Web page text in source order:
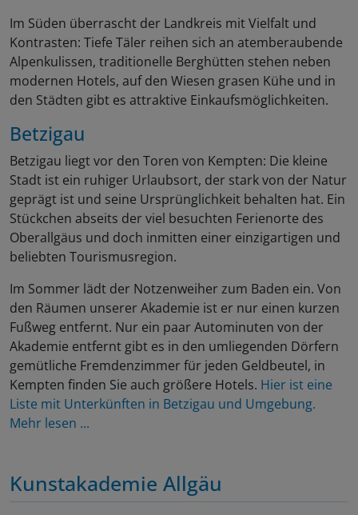
Im Süden überrascht der Landkreis mit Vielfalt und
Kontrasten: Tiefe Täler reihen sich an atemberaubende
Alpenkulissen, traditionelle Berghütten stehen neben
modernen Hotels, auf den Wiesen grasen Kühe und in
den Städten gibt es attraktive Einkaufsmöglichkeiten.
Betzigau
Betzigau liegt vor den Toren von Kempten: Die kleine
Stadt ist ein ruhiger Urlaubsort, der stark von der Natur
geprägt ist und seine Ursprünglichkeit behalten hat. Ein
Stückchen abseits der viel besuchten Ferienorte des
Oberallgäus und doch inmitten einer einzigartigen und
beliebten Tourismusregion.
Im Sommer lädt der Notzenweiher zum Baden ein. Von
den Räumen unserer Akademie ist er nur einen kurzen
Fußweg entfernt. Nur ein paar Autominuten von der
Akademie entfernt gibt es in den umliegenden Dörfern
gemütliche Fremdenzimmer für jeden Geldbeutel, in
Kempten finden Sie auch größere Hotels. Hier ist eine
Liste mit Unterkünften in Betzigau und Umgebung.
Mehr lesen ...
Kunstakademie Allgäu